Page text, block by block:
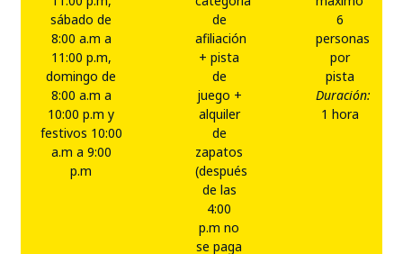
sábado de
8:00 a.m a
11:00 p.m,
domingo de
8:00 a.m a
10:00 p.m y
festivos 10:00
a.m a 9:00
p.m
de
afiliación
+ pista
de
juego +
alquiler
de
zapatos
(después
de las
4:00
p.m no
se paga
6
personas
por
pista
Duración:
1 hora